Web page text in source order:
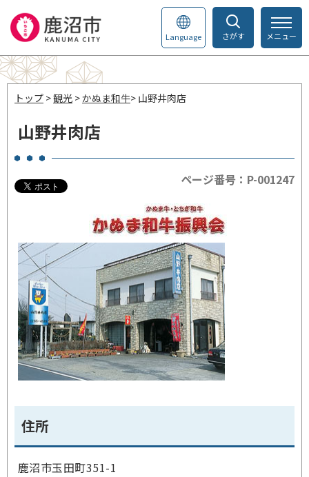
さがす
Language メニュー
トップ >観光 >かぬま和牛> 山野井肉店
山野井肉店
ページ番号：P-001247
住所
鹿沼市玉田町351-1